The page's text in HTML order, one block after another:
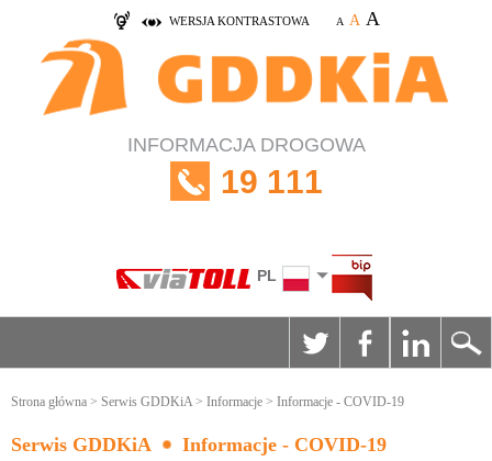
WERSJA KONTRASTOWA A A A
INFORMACJA DROGOWA
19 111
PL
Strona główna > Serwis GDDKiA> Informacje > Informacje - COVID-19
Serwis GDDKiA Informacje - COVID-19